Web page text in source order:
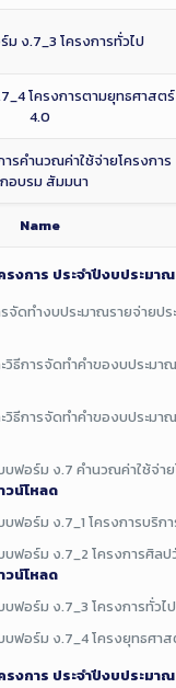
Name
ง.7_3 โครงการทั่วไป
โครงการตามยุทธศาสตร์
4.0
ารคำนวณค่าใช้จ่ายโครงการ
อบรม สัมมนา
งการ ประจำปีงบประมา
จัดทำงบประมาณรายจ่ายปร
ธีการจัดทำคำของบประมา
ธีการจัดทำคำของบประมา
บฟอร์ม ง.7 คำนวณค่าใช้จ่าย
วน์โหลด
บฟอร์ม ง.7_1 โครงการบริก
บฟอร์ม ง.7_2 โครงการศิล
วน์โหลด
บฟอร์ม ง.7_3 โครงการทั่วไป
บฟอร์ม ง.7_4 โครงยุทธศา
งการ ประจำปีงบประมา